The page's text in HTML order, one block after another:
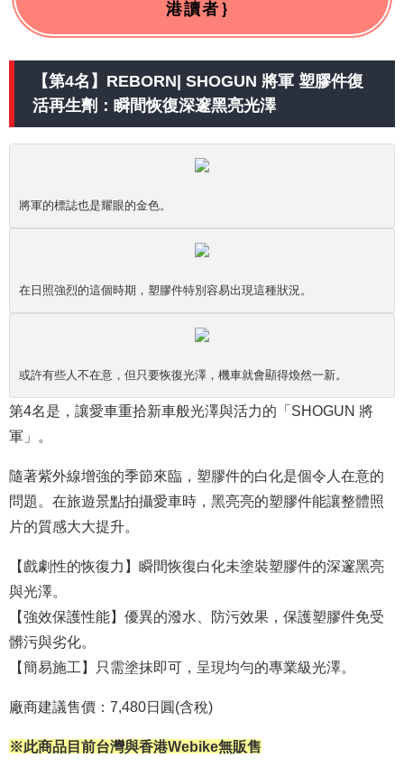
港讀者｝
【第4名】REBORN| SHOGUN 將軍 塑膠件復
活再生劑：瞬間恢復深邃黑亮光澤
將軍的標誌也是耀眼的金色。
在日照強烈的這個時期，塑膠件特別容易出現這種狀況。
或許有些人不在意，但只要恢復光澤，機車就會顯得煥然一新。
第4名是，讓愛車重拾新車般光澤與活力的「SHOGUN 將
軍」。
隨著紫外線增強的季節來臨，塑膠件的白化是個令人在意的
問題。在旅遊景點拍攝愛車時，黑亮亮的塑膠件能讓整體照
片的質感大大提升。
【戲劇性的恢復力】瞬間恢復白化未塗裝塑膠件的深邃黑亮
與光澤。
【強效保護性能】優異的潑水、防污效果，保護塑膠件免受
髒污與劣化。
【簡易施工】只需塗抹即可，呈現均勻的專業級光澤。
廠商建議售價：7,480日圓(含稅)
※此商品目前台灣與香港Webike無販售